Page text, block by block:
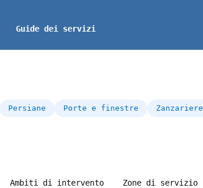
Guide dei servizi
Persiane Porte e finestre Zanzariere
Ambiti di intervento Zone di servizio